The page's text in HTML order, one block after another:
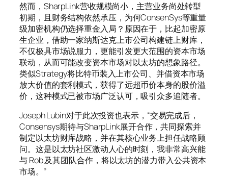
然而，SharpLink营收规模尚小，主营业务尚处转型
初期，且财务结构依然承压，为何ConsenSys等重量
级加密机构仍选择重金入局？原因在于，比起加密原
生企业，借助一家纳斯达克上市公司构建链上财库，
不仅极具市场说服力，更能引发更大范围的资本市场
联动，从而可能改变资本市场对以太坊的想象路径。
类似Strategy将比特币装入上市公司、并借资本市场
放大价值的套利模式，获得了远超币价本身的股价溢
价，这种模式已被市场广泛认可，吸引众多追随者。
Joseph Lubin对于此次投资也表示，“交易完成后，
Consensys期待与SharpLink展开合作，共同探索并
制定以太坊财库战略，并在其核心业务上担任战略顾
问。这是以太坊社区激动人心的时刻，我非常高兴能
与 Rob 及其团队合作，将以太坊的潜力带入公共资本
市场。”